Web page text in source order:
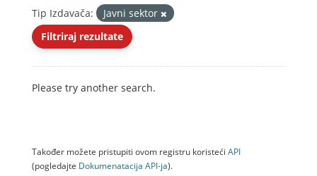
Tip Izdavača:
Javni sektor
Filtriraj rezultate
Please try another search.
Također možete pristupiti ovom registru koristeći API
(pogledajte Dokumenаtаcijа API-jа).